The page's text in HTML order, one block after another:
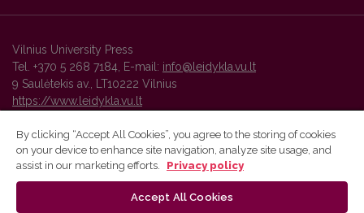
Vilnius University Press
Tel. +370 5 268 7184, E-mail: info@leidykla.vu.lt
9 Saulėtekis av., LT10222 Vilnius
https://www.leidykla.vu.lt
Vilnius University Press platform and metadata are distributed by
By clicking “Accept All Cookies”, you agree to the storing of cookies
on your device to enhance site navigation, analyze site usage, and
assist in our marketing efforts.
Privacy policy
Accept All Cookies